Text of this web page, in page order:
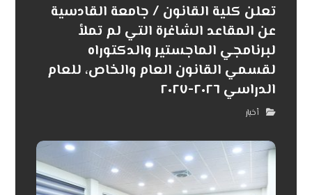
تعلن كلية القانون / جامعة القادسية
عن المقاعد الشاغرة التي لم تملأ
لبرنامجي الماجستير والدكتوراه
لقسمي القانون العام والخاص، للعام
الدراسي ٢٠٢٦-٢٠٢٧
أخبار